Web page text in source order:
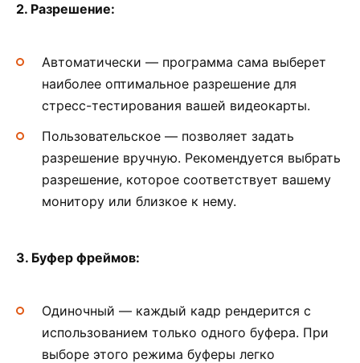
2. Разрешение:
Автоматически — программа сама выберет
наиболее оптимальное разрешение для
стресс-тестирования вашей видеокарты.
Пользовательское — позволяет задать
разрешение вручную. Рекомендуется выбрать
разрешение, которое соответствует вашему
монитору или близкое к нему.
3. Буфер фреймов:
Одиночный — каждый кадр рендерится с
использованием только одного буфера. При
выборе этого режима буферы легко